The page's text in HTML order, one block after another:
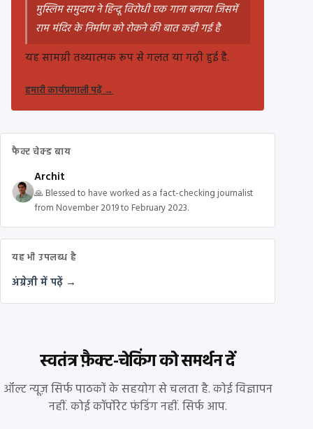
मुस्लिम समुदाय ने हिन्दू विरोधी एक गाना बनाया जिसमें
राम मंदिर के निर्माण को रोकने की बात कही गई है
यह सामग्री तथ्यात्मक रूप से गलत या गढ़ी हुई है.
हमारी कार्यप्रणाली पढ़ें→
फैक्ट चेक्ड बाय
Archit
🙏 Blessed to have worked as a fact-checking journalist
from November 2019 to February 2023.
यह भी उपलब्ध है
अंग्रेज़ी में पढ़ें →
स्वतंत्र फ़ैक्ट-चेकिंग को समर्थन दें
ऑल्ट न्यूज़ सिर्फ पाठकों के सहयोग से चलता है. कोई विज्ञापन
नहीं. कोई कॉर्पोरेट फंडिंग नहीं. सिर्फ आप.